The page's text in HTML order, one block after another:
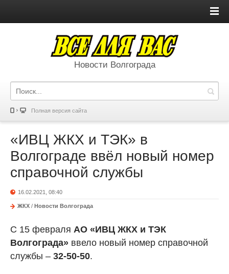
Новости Волгограда
Полная версия сайта
«ИВЦ ЖКХ и ТЭК» в
Волгограде ввёл новый номер
справочной службы
16.02.2021, 08:40
ЖКХ / Новости Волгограда
С 15 февраля АО «ИВЦ ЖКХ и ТЭК
Волгограда» ввело новый номер справочной
службы – 32-50-50.